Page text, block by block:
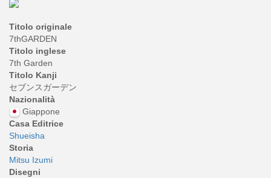
Titolo originale
7thGARDEN
Titolo inglese
7th Garden
Titolo Kanji
セブンスガーデン
Nazionalità
Giappone
Casa Editrice
Shueisha
Storia
Mitsu Izumi
Disegni